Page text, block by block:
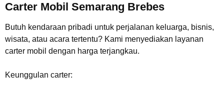
Carter Mobil Semarang Brebes
Butuh kendaraan pribadi untuk perjalanan keluarga, bisnis,
wisata, atau acara tertentu? Kami menyediakan layanan
carter mobil dengan harga terjangkau.
Keunggulan carter: